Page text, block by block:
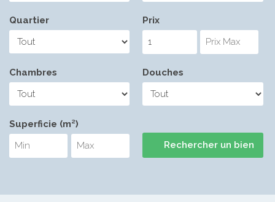
Quartier Prix
Chambres Douches
Superficie (m²)